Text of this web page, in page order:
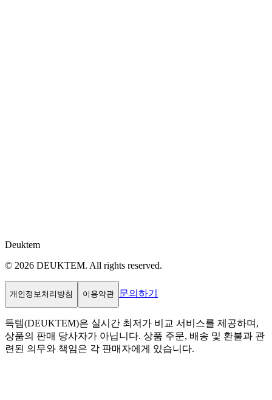
Deuktem
© 2026 DEUKTEM. All rights reserved.
개인정보처리방침 이용약관 문의하기
득템(DEUKTEM)은 실시간 최저가 비교 서비스를 제공하며,
상품의 판매 당사자가 아닙니다. 상품 주문, 배송 및 환불과 관
련된 의무와 책임은 각 판매자에게 있습니다.